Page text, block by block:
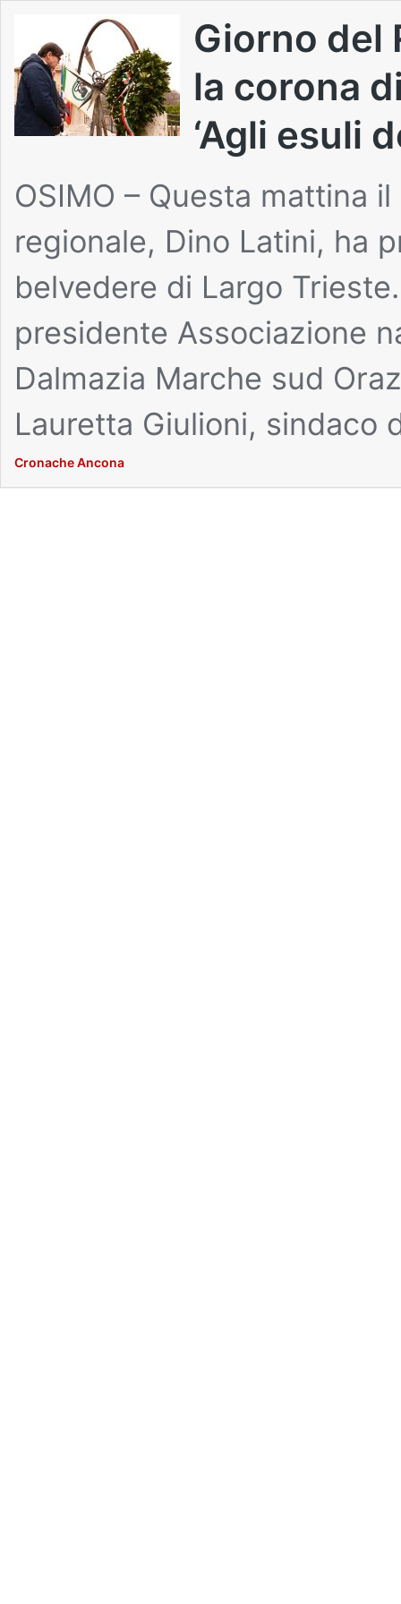
Giorno del
la corona
‘Agli esuli
OSIMO – Questa mattina
regionale, Dino Latini, ha
belvedere di Largo
presidente Associazione
Dalmazia Marche sud
Lauretta Giulioni, sindaco
Cronache Ancona